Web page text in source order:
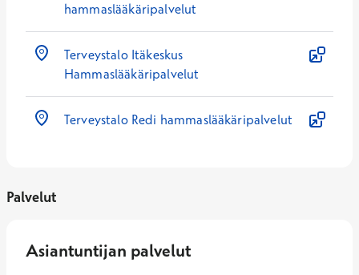
hammaslääkäripalvelut
Terveystalo Itäkeskus
Hammaslääkäripalvelut
Terveystalo Redi hammaslääkäripalvelut
Palvelut
Asiantuntijan palvelut